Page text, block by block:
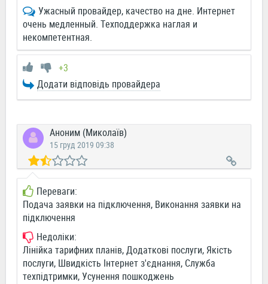
Ужасный провайдер, качество на дне. Интернет
очень медленный. Техподдержка наглая и
некомпетентная.
+3
Додати відповідь провайдера
Аноним (Миколаїв)
15 груд 2019 09:38
Переваги:
Подача заявки на підключення, Виконання заявки на
підключення
Недоліки:
Лінійка тарифних планів, Додаткові послуги, Якість
послуги, Швидкість Інтернет з'єднання, Служба
техпідтримки, Усунення пошкоджень